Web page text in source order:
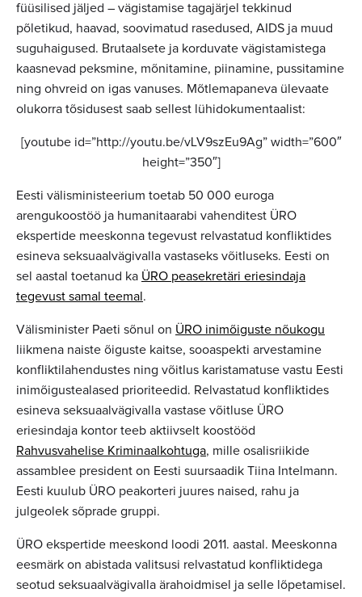
füüsilised jäljed – vägistamise tagajärjel tekkinud
põletikud, haavad, soovimatud rasedused, AIDS ja muud
suguhaigused. Brutaalsete ja korduvate vägistamistega
kaasnevad peksmine, mõnitamine, piinamine, pussitamine
ning ohvreid on igas vanuses. Mõtlemapaneva ülevaate
olukorra tõsidusest saab sellest lühidokumentaalist:
[youtube id=”http://youtu.be/vLV9szEu9Ag” width=”600″
height=”350″]
Eesti välisministeerium toetab 50 000 euroga
arengukoostöö ja humanitaarabi vahenditest ÜRO
ekspertide meeskonna tegevust relvastatud konfliktides
esineva seksuaalvägivalla vastaseks võitluseks. Eesti on
sel aastal toetanud ka ÜRO peasekretäri eriesindaja
tegevust samal teemal .
Välisminister Paeti sõnul on ÜRO inimõiguste nõukogu
liikmena naiste õiguste kaitse, sooaspekti arvestamine
konfliktilahendustes ning võitlus karistamatuse vastu Eesti
inimõigustealased prioriteedid. Relvastatud konfliktides
esineva seksuaalvägivalla vastase võitluse ÜRO
eriesindaja kontor teeb aktiivselt koostööd
Rahvusvahelise Kriminaalkohtuga, mille osalisriikide
assamblee president on Eesti suursaadik Tiina Intelmann.
Eesti kuulub ÜRO peakorteri juures naised, rahu ja
julgeolek sõprade gruppi.
ÜRO ekspertide meeskond loodi 2011. aastal. Meeskonna
eesmärk on abistada valitsusi relvastatud konfliktidega
seotud seksuaalvägivalla ärahoidmisel ja selle lõpetamisel.